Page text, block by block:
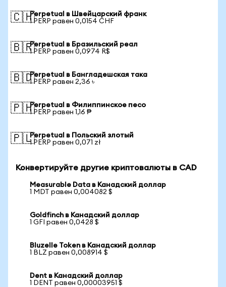
🇨🇭Perpetual в Швейцарский франк
1 PERP равен 0,0154 CHF
🇧🇷Perpetual в Бразильский реал
1 PERP равен 0,0974 R$
🇧🇩Perpetual в Бангладешская така
1 PERP равен 2,36 ৳
🇵🇭Perpetual в Филиппинское песо
1 PERP равен 1,16 ₱
🇵🇱Perpetual в Польский злотый
1 PERP равен 0,071 zł
Конвертируйте другие криптовалюты в CAD
Measurable Data в Канадский доллар
1 MDT равен 0,004082 $
Goldfinch в Канадский доллар
1 GFI равен 0,0428 $
Bluzelle Token в Канадский доллар
1 BLZ равен 0,008914 $
Dent в Канадский доллар
1 DENT равен 0,00003951 $